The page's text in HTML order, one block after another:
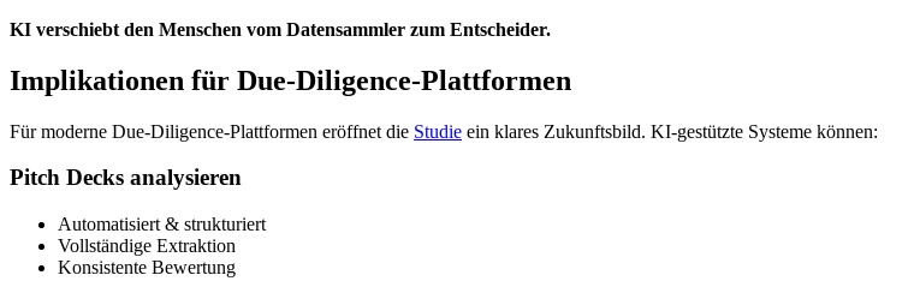
KI verschiebt den Menschen vom Datensammler zum Entscheider.
Implikationen für Due-Diligence-Plattformen
Für moderne Due-Diligence-Plattformen eröffnet die Studie ein klares Zukunftsbild. KI-gestützte Systeme können:
Pitch Decks analysieren
Automatisiert & strukturiert
Vollständige Extraktion
Konsistente Bewertung